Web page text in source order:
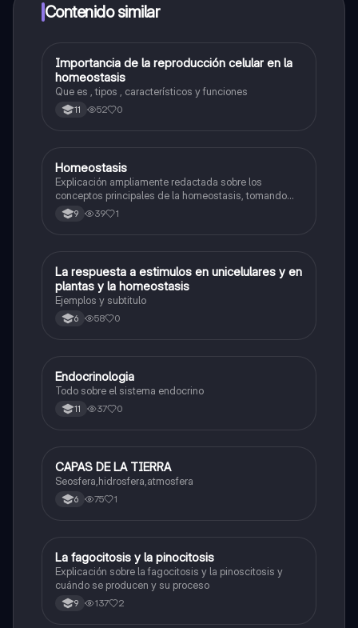
a determinadas funciones.
Contenido similar
Biologia
Importancia de la reproducción celular en la
homeostasis
Que es , tipos , característicos y funciones
11 52 0
Biologia
Homeostasis
Explicación ampliamente redactada sobre los
conceptos principales de la homeostasis, tomando
temas como; "Qué es, en qué consiste, cómo ocurre,
etc".
9 39 1
Biologia
La respuesta a estimulos en unicelulares y en
plantas y la homeostasis
Ejemplos y subtitulo
6 58 0
Biologia
Endocrinologia
Todo sobre el sistema endocrino
11 37 0
Biologia
CAPAS DE LA TIERRA
Seosfera,hidrosfera,atmosfera
6 75 1
Biologia
La fagocitosis y la pinocitosis
Explicación sobre la fagocitosis y la pinoscitosis y
cuándo se producen y su proceso
9 137 2